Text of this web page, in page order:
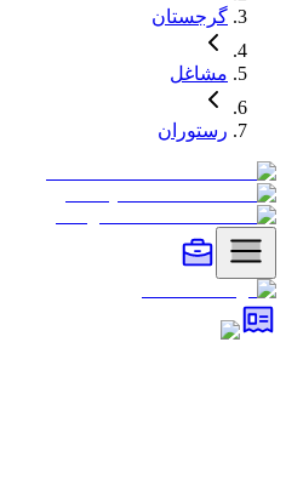
گرجستان
مشاغل
رستوران